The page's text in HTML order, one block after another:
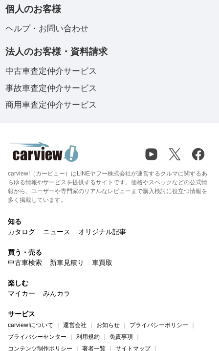
個人のお客様
ヘルプ・お問い合わせ
法人のお客様・資料請求
中古車査定仲介サービス
事故車査定仲介サービス
商用車査定仲介サービス
carview!（カービュー）はLINEヤフー株式会社が運営するクルマに関するあ
らゆる情報やサービスを提供するサイトです。価格やスペックなどの公式情
報から、ユーザーや専門家のリアルなレビューまで購入検討に役立つ情報を
多く掲載しています。
知る
カタログ
ニュース オリジナル記事
買う・売る
中古車検索
新車見積り 車買取
楽しむ
マイカー
みんカラ
サービス
carview!について 運営会社 お知らせ
プライバシーポリシー
プライバシーセンター
利用規約
免責事項
コンテンツ制作ポリシー
著者一覧 サイトマップ